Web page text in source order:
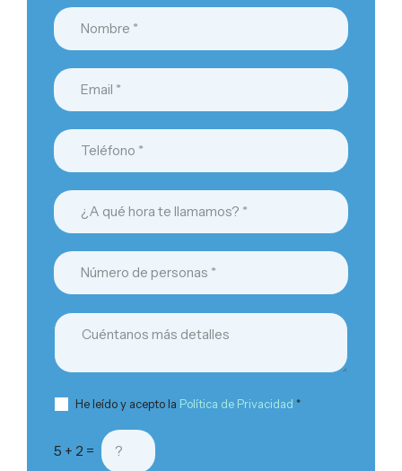
He leído y acepto la Política de Privacidad *
5 + 2 =